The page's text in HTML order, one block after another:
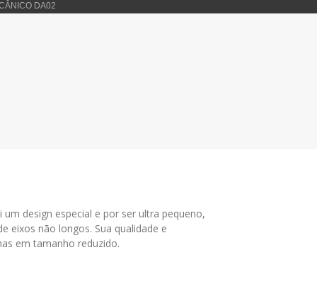
DA02
um design especial e por ser ultra pequeno,
eixos não longos. Sua qualidade e
em tamanho reduzido.